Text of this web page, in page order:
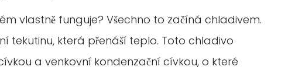
vlastně funguje? Všechno to začíná chladivem.
tekutinu, která přenáší teplo. Toto chladivo
a venkovní kondenzační cívkou, o které